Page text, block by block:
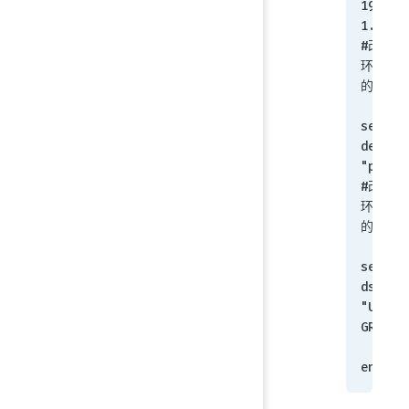
1.254
#改为
环境使
的网关
set
device
#改为
环境使
的接口
set
GRP"
end